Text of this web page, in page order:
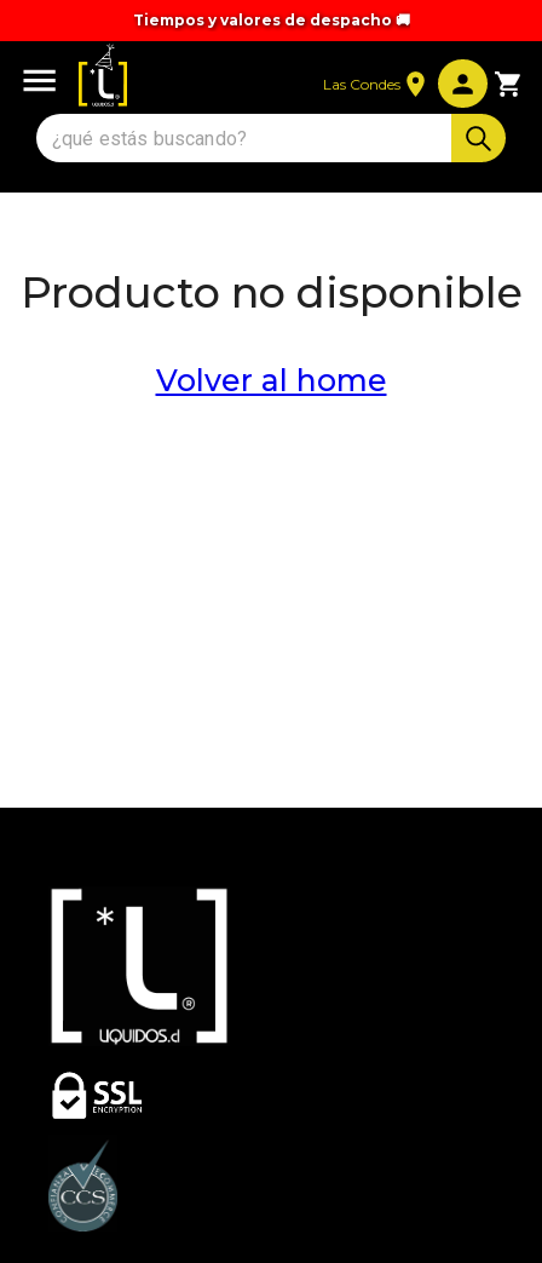
Tiempos y valores de despacho 🚚
Las Condes
Producto no disponible
Volver al home